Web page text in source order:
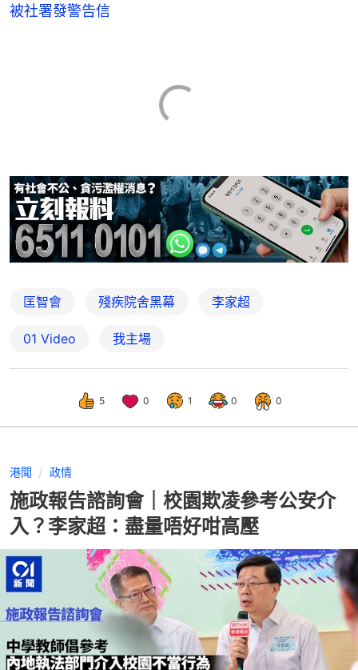
被社署發警告信
匡智會 殘疾院舍黑幕 李家超
01 Video 我主場
5 0 1 0 0
港聞 政情
施政報告諮詢會｜校園欺凌參考公安介
入？李家超：盡量唔好咁高壓